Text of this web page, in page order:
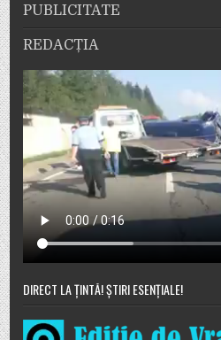
PUBLICITATE
REDACȚIA
DIRECT LA ȚINTĂ! ȘTIRI ESENȚIALE!